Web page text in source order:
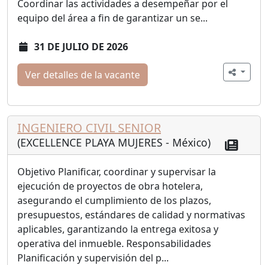
Coordinar las actividades a desempeñar por el
equipo del área a fin de garantizar un se...
31 DE JULIO DE 2026
Ver detalles de la vacante
INGENIERO CIVIL SENIOR
(EXCELLENCE PLAYA MUJERES - México)
Objetivo Planificar, coordinar y supervisar la
ejecución de proyectos de obra hotelera,
asegurando el cumplimiento de los plazos,
presupuestos, estándares de calidad y normativas
aplicables, garantizando la entrega exitosa y
operativa del inmueble. Responsabilidades
Planificación y supervisión del p...